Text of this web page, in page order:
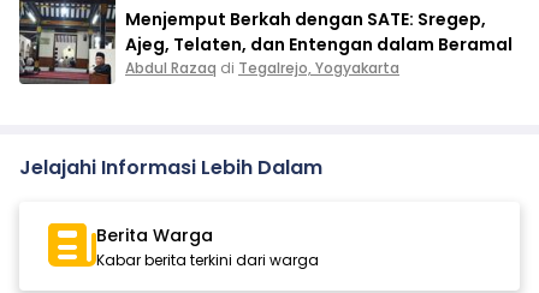
Menjemput Berkah dengan SATE: Sregep,
Ajeg, Telaten, dan Entengan dalam Beramal
Abdul Razaq di Tegalrejo, Yogyakarta
Jelajahi Informasi Lebih Dalam
Berita Warga
Kabar berita terkini dari warga